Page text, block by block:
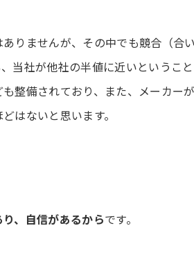
りませんが、その中でも競合（合
当社が他社の半値に近いというこ
整備されており、また、メーカー
はないと思います。
、自信があるからです。